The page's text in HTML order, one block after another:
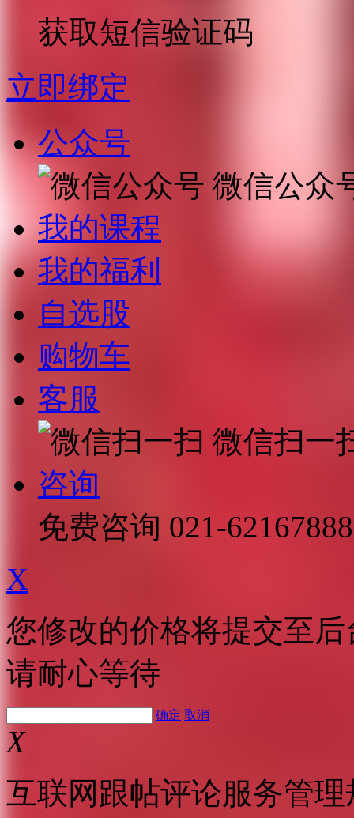
获取短信验证码
立即绑定
公众号
微信公众
我的课程
我的福利
自选股
购物车
客服
微信扫一
咨询
免费咨询 021-62167888
X
您修改的价格将提交至
请耐心等待
确定 取消
X
互联网跟帖评论服务管理